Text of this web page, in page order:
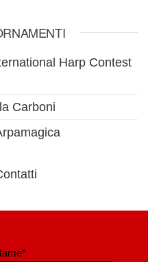
Harp Contest
Carboni